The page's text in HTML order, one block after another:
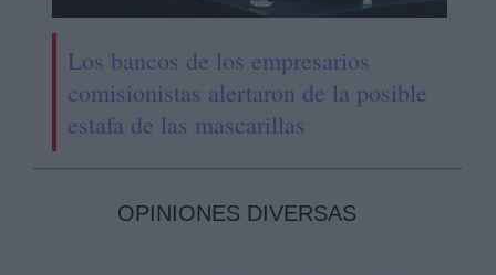
Los bancos de los empresarios
comisionistas alertaron de la posible
estafa de las mascarillas
OPINIONES DIVERSAS